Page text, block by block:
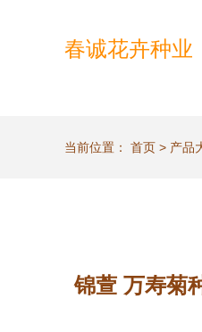
春诚花卉种业
当前位置： 首页 > 产品
锦萱 万寿菊